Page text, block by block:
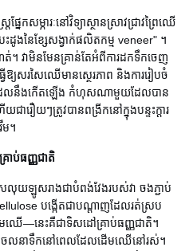
នែកសម្ភារៈនៅវិទ្យាស្ថានស្រាវជ្រាវព្រៃឈើ
ដូងនៃខ្សែសង្វាក់ផលិតកម្ម veneer" ។
។ វាមិនមែនគ្រាន់តែអំពីការដកទឹកចេញ
ឱ្យសរសៃឈើមានស្ថេរភាព និងការរៀបចំ
ដែលនឹងកើតឡើង កំហុសណាមួយដែលបាន
រឿយៗត្រូវបានពង្រីកនៅក្នុងបន្ទះក្តារ
ម។
ាប់ធញ្ញជាតិ
លុយឡូសរាងជាបំពង់វែងរបស់វា ចងភ្ជាប់
បង្កើតជាបណ្តាញដែលរត់ស្រប
ើ—នេះគឺជាទិសដៅគ្រាប់ធញ្ញជាតិ។
ប់ចលនាទឹកនៅពេលដែលដើមឈើនៅរស់។